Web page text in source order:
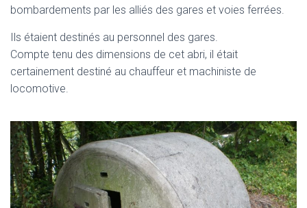
bombardements par les alliés des gares et voies ferrées.
Ils étaient destinés au personnel des gares.
Compte tenu des dimensions de cet abri, il était
certainement destiné au chauffeur et machiniste de
locomotive.